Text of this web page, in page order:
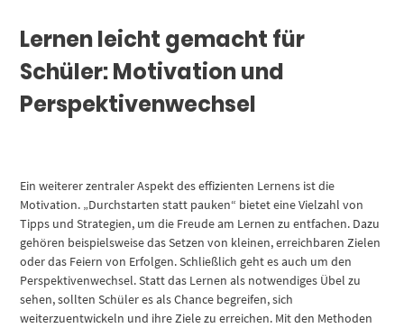
Lernen leicht gemacht für
Schüler: Motivation und
Perspektivenwechsel
Ein weiterer zentraler Aspekt des effizienten Lernens ist die
Motivation. „Durchstarten statt pauken“ bietet eine Vielzahl von
Tipps und Strategien, um die Freude am Lernen zu entfachen. Dazu
gehören beispielsweise das Setzen von kleinen, erreichbaren Zielen
oder das Feiern von Erfolgen. Schließlich geht es auch um den
Perspektivenwechsel. Statt das Lernen als notwendiges Übel zu
sehen, sollten Schüler es als Chance begreifen, sich
weiterzuentwickeln und ihre Ziele zu erreichen. Mit den Methoden